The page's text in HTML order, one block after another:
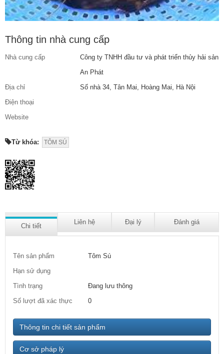
Thông tin nhà cung cấp
Nhà cung cấp
Công ty TNHH đầu tư và phát triển thủy hải sản
An Phát
Địa chỉ
Số nhà 34, Tân Mai, Hoàng Mai, Hà Nội
Điện thoại
Website
Từ khóa: TÔM SÚ
Chi tiết
Liên hệ Đại lý Đánh giá
Tên sản phẩm
Tôm Sú
Hạn sử dụng
Tình trạng
Đang lưu thông
Số lượt đã xác thực
0
Thông tin chi tiết sản phẩm
Cơ sở pháp lý